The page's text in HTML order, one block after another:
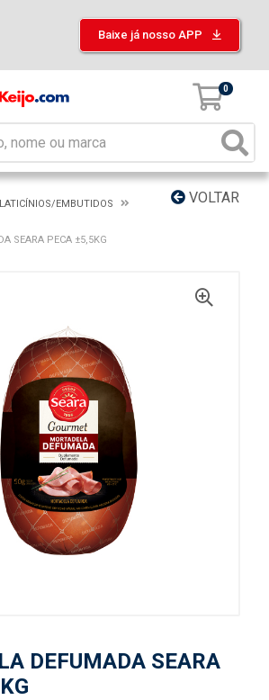
Baixe já nosso APP
0
VOLTAR
EMBUTIDOS
SEARA PECA ±5,5KG
DEFUMADA SEARA